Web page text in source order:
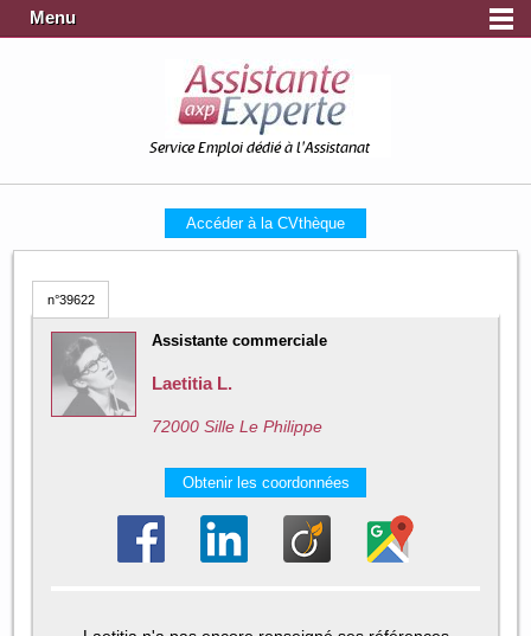
Menu
Service Emploi dédié à l'Assistanat
Accéder à la CVthèque
n°39622
Assistante commerciale
Laetitia L.
72000 Sille Le Philippe
Obtenir les coordonnées